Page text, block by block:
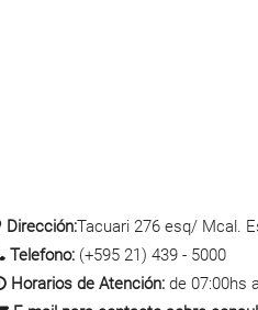
Dirección:Tacuari 276 esq/ Mcal.
Telefono:(+595 21) 439 - 5000
Horarios de Atención:de 07:00hs